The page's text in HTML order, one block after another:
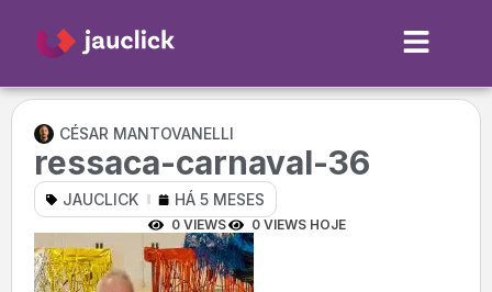
CÉSAR MANTOVANELLI
ressaca-carnaval-36
JAUCLICK HÁ 5 MESES
0 VIEWS 0 VIEWS HOJE